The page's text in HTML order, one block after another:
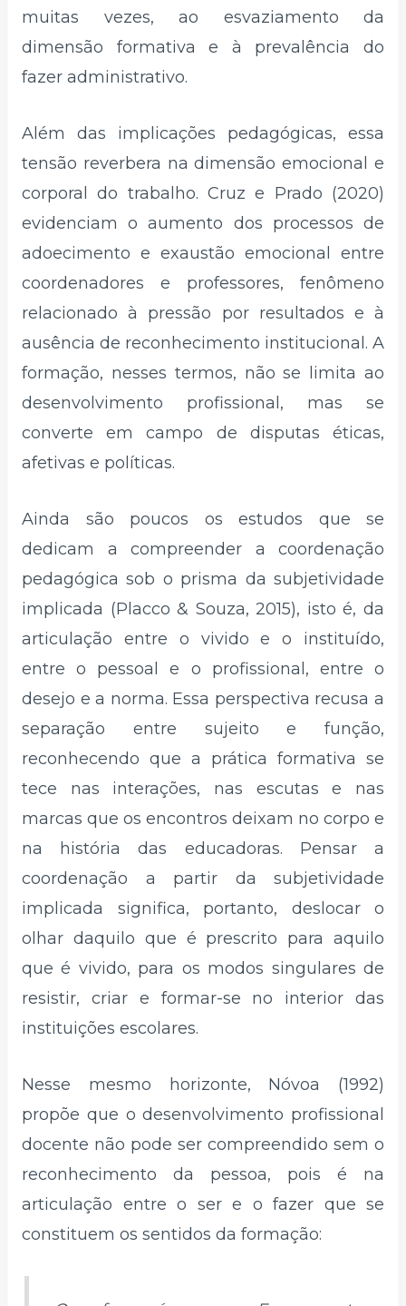
muitas vezes, ao esvaziamento da
dimensão formativa e à prevalência do
fazer administrativo.
Além das implicações pedagógicas, essa
tensão reverbera na dimensão emocional e
corporal do trabalho. Cruz e Prado (2020)
evidenciam o aumento dos processos de
adoecimento e exaustão emocional entre
coordenadores e professores, fenômeno
relacionado à pressão por resultados e à
ausência de reconhecimento institucional. A
formação, nesses termos, não se limita ao
desenvolvimento profissional, mas se
converte em campo de disputas éticas,
afetivas e políticas.
Ainda são poucos os estudos que se
dedicam a compreender a coordenação
pedagógica sob o prisma da subjetividade
implicada (Placco & Souza, 2015), isto é, da
articulação entre o vivido e o instituído,
entre o pessoal e o profissional, entre o
desejo e a norma. Essa perspectiva recusa a
separação entre sujeito e função,
reconhecendo que a prática formativa se
tece nas interações, nas escutas e nas
marcas que os encontros deixam no corpo e
na história das educadoras. Pensar a
coordenação a partir da subjetividade
implicada significa, portanto, deslocar o
olhar daquilo que é prescrito para aquilo
que é vivido, para os modos singulares de
resistir, criar e formar-se no interior das
instituições escolares.
Nesse mesmo horizonte, Nóvoa (1992)
propõe que o desenvolvimento profissional
docente não pode ser compreendido sem o
reconhecimento da pessoa, pois é na
articulação entre o ser e o fazer que se
constituem os sentidos da formação: